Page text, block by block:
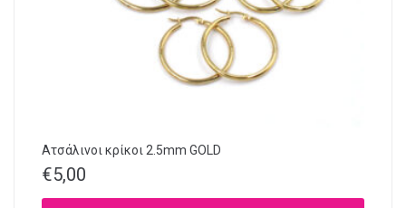
Ατσάλινοι κρίκοι 2.5mm GOLD
€5,00